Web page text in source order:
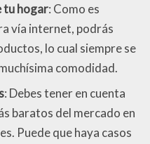
tu hogar: Como es
vía internet, podrás
lo cual siempre se
comodidad.
: Debes tener en cuenta
baratos del mercado en
Puede que haya casos